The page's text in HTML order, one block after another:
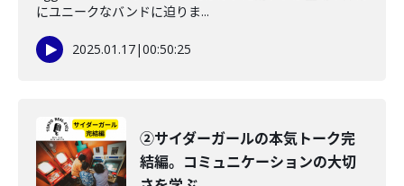
にユニークなバンドに迫りま...
2025.01.17|00:50:25
②サイダーガールの本気トーク完
結編。コミュニケーションの大切